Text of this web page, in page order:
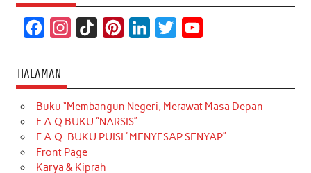
c
e
b
o
o
t
a
g
r
T
o
k
t
e
r
k
e
d
t
t
e
T
u
b
HALAMAN
Buku “Membangun Negeri, Merawat Masa Depan
F.A.Q BUKU “NARSIS”
F.A.Q. BUKU PUISI “MENYESAP SENYAP”
Front Page
Karya & Kiprah